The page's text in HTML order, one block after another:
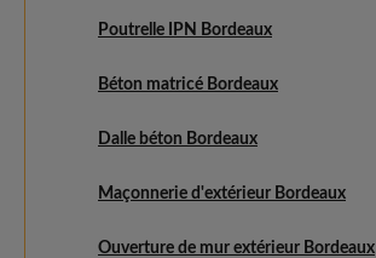
Poutrelle IPN Bordeaux
Béton matricé Bordeaux
Dalle béton Bordeaux
Maçonnerie d'extérieur Bordeaux
Ouverture de mur extérieur Bordeaux